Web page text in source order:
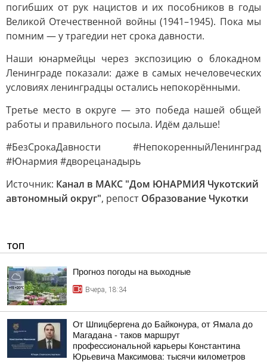
погибших от рук нацистов и их пособников в годы
Великой Отечественной войны (1941–1945). Пока мы
помним — у трагедии нет срока давности.
Наши юнармейцы через экспозицию о блокадном
Ленинграде показали: даже в самых нечеловеческих
условиях ленинградцы остались непокорёнными.
Третье место в округе — это победа нашей общей
работы и правильного посыла. Идём дальше!
#БезСрокаДавности #НепокоренныйЛенинград
#Юнармия #дворецанадырь
Источник: Канал в МАКС "Дом ЮНАРМИЯ Чукотский
автономный округ", репост Образование Чукотки
ТОП
Прогноз погоды на выходные
Вчера, 18:34
От Шпицбергена до Байконура, от Ямала до
Магадана - таков маршрут
профессиональной карьеры Константина
Юрьевича Максимова: тысячи километров